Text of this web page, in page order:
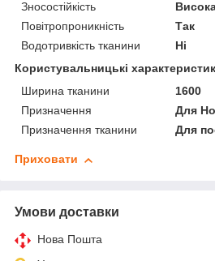
Зносостійкість
Повітропроникність
Так
Водотривкість тканини
Ні
Користувальницькі
Ширина тканини
1600
Призначення
Для
Призначення тканини
Для
Приховати
Умови доставки
Нова Пошта